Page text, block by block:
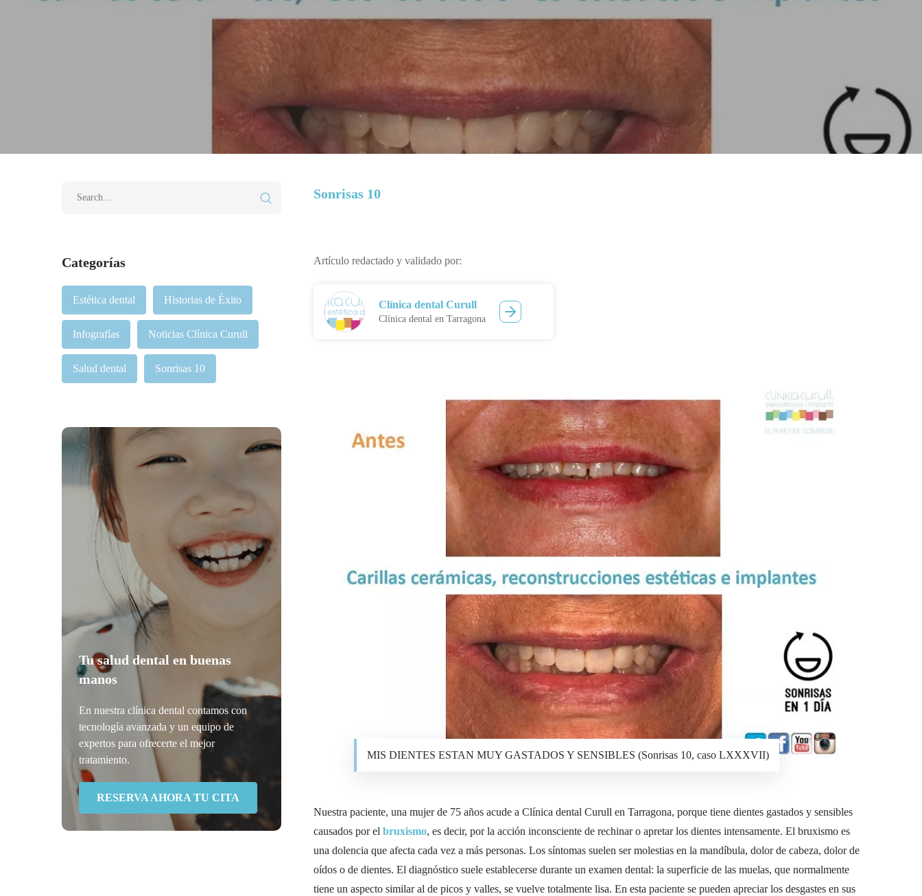
Categorías
Estética dental Historias de Éxito
Infografías Noticias Clínica Curull
Salud dental Sonrisas 10
Tu salud dental en buenas
manos
En nuestra clínica dental contamos con
tecnología avanzada y un equipo de
expertos para ofrecerte el mejor
tratamiento.
RESERVA AHORA TU CITA
Sonrisas 10
Artículo redactado y validado por:
Clínica dental Curull
Clínica dental en Tarragona
MIS DIENTES ESTAN MUY GASTADOS Y SENSIBLES (Sonrisas 10, caso LXXXVII)
Nuestra paciente, una mujer de 75 años acude a Clínica dental Curull en Tarragona, porque tiene dientes gastados y sensibles
causados por el bruxismo, es decir, por la acción inconsciente de rechinar o apretar los dientes intensamente. El bruxismo es
una dolencia que afecta cada vez a más personas. Los síntomas suelen ser molestias en la mandíbula, dolor de cabeza, dolor de
oídos o de dientes. El diagnóstico suele establecerse durante un examen dental: la superficie de las muelas, que normalmente
tiene un aspecto similar al de picos y valles, se vuelve totalmente lisa. En esta paciente se pueden apreciar los desgastes en sus